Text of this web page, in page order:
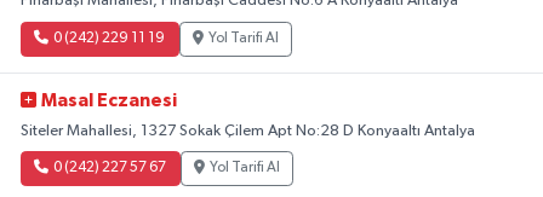
0 (242) 229 11 19 Yol Tarifi Al
Masal Eczanesi
Siteler Mahallesi, 1327 Sokak Çilem Apt No:28 D Konyaaltı Antalya
0 (242) 227 57 67 Yol Tarifi Al